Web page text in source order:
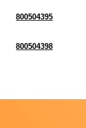
800504395
800504398